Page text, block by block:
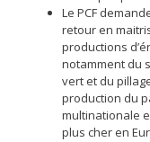
Le PCF
retour en
productions
notamment du
vert et du
production du
multinationale
plus cher en